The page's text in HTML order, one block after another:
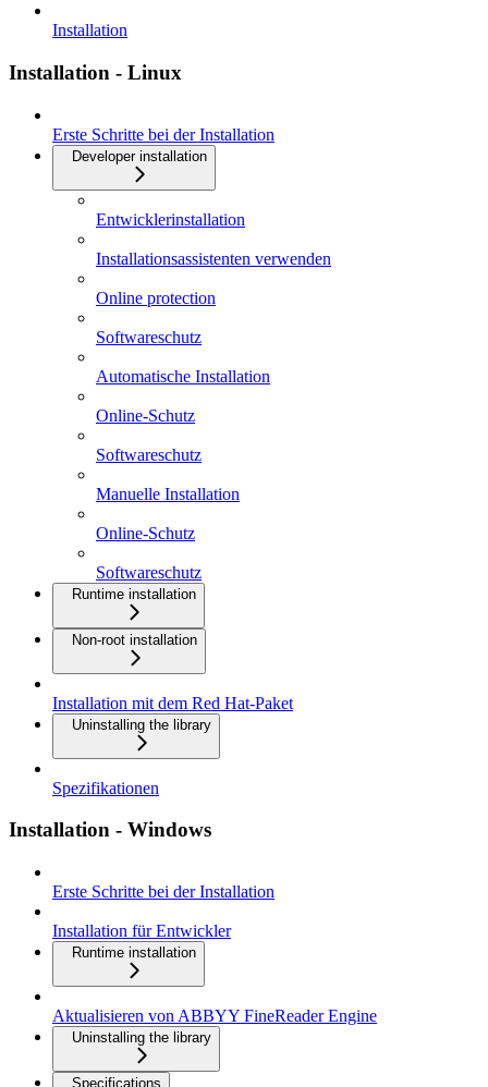
Installation
Installation - Linux
Erste Schritte bei der Installation
Developer installation
Entwicklerinstallation
Installationsassistenten verwenden
Online protection
Softwareschutz
Automatische Installation
Online-Schutz
Softwareschutz
Manuelle Installation
Online-Schutz
Softwareschutz
Runtime installation
Non-root installation
Installation mit dem Red Hat-Paket
Uninstalling the library
Spezifikationen
Installation - Windows
Erste Schritte bei der Installation
Installation für Entwickler
Runtime installation
Aktualisieren von ABBYY FineReader Engine
Uninstalling the library
Specifications